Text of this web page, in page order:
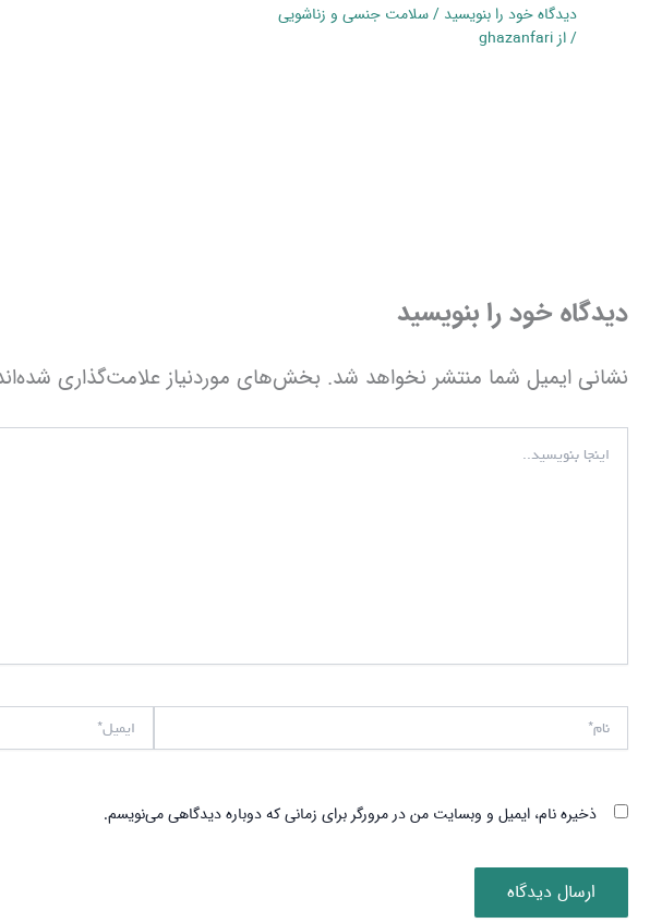
دیدگاه‌ خود را بنویسید /سلامت جنسی و زناشویی
/ از ghazanfari
دیدگاه‌ خود را بنویسید
نشانی ایمیل شما منتشر نخواهد شد. بخش‌های موردنیاز علامت‌گذاری
اینجا
بنویسید..
ذخیره نام، ایمیل و وبسایت من در مرورگر برای زمانی که دوباره دیدگاهی می‌نویسم.